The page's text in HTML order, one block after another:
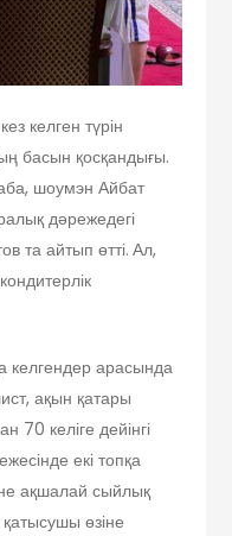
келген түрін
басын қосқандығы.
шоумэн Айбат
дәрежедегі
та айтып өтті. Ал,
келгендер арасында
ақын қатары
келіге дейінгі
екі топқа
ақшалай сыйлық
өзіне